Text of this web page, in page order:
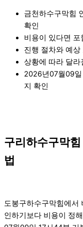
금천하수구막힘
확인
비용이 있다면
진행 절차와 예상
상황에 따라 달라
2026년07월09
지 확인
구리하수구막
법
도봉구하수구막힘에서
인하기보다 비용이 정